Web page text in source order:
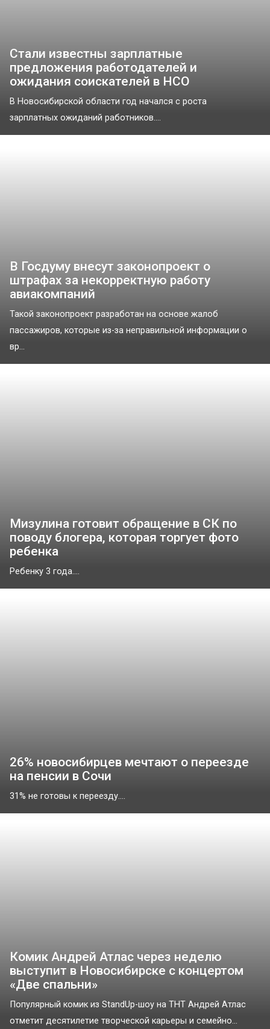
Стали известны зарплатные
предложения работодателей и
ожидания соискателей в НСО
В Новосибирской области год начался с роста
зарплатных ожиданий работников....
В Госдуму внесут законопроект о
штрафах за некорректную работу
авиакомпаний
Такой законопроект разработан на основе жалоб
пассажиров, которые из-за неправильной информации о
вр...
Мизулина готовит обращение в СК по
поводу блогера, которая торгует фото
ребенка
Ребенку 3 года....
26% новосибирцев мечтают о переезде
на пенсии в Сочи
31% не готовы к переезду....
Комик Андрей Атлас через неделю
выступит в Новосибирске с концертом
«Две спальни»
Популярный комик из StandUp-шоу на ТНТ Андрей Атлас
отметит десятилетие творческой карьеры и семейно...